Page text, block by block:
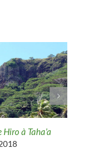
à Taha’a